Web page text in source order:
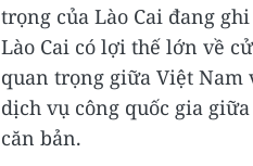
trọng của Lào Cai đang
Lào Cai có lợi thế lớn về
quan trọng giữa Việt Nam
dịch vụ công quốc gia
căn bản.